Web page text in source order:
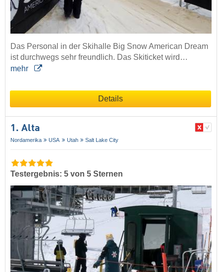
Das Personal in der Skihalle Big Snow American Dream
ist durchwegs sehr freundlich. Das Skiticket wird…
mehr
Details
1. Alta
Nordamerika USA Utah Salt Lake City
Testergebnis: 5 von 5 Sternen